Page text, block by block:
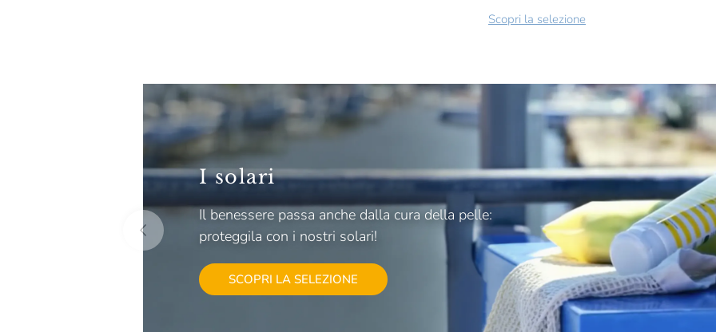
Scopri la selezione
I solari
Il benessere passa anche dalla cura della pelle:
proteggila con i nostri solari!
SCOPRI LA SELEZIONE